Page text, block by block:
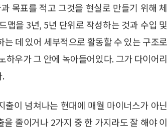
목표를 적고 그것을 현실로 만들기 위해 체
맵을 3년, 5년 단위로 작성하는 것과 수입 및
데 있어 세부적으로 활동할 수 있는 구조로
우가 그 안에 녹아들어있다. 그가 다이어리
.
출이 넘쳐나는 현대에 매월 마이너스가 아닌
줄이거나 2가지 중 한 가지라도 잘 해야 이